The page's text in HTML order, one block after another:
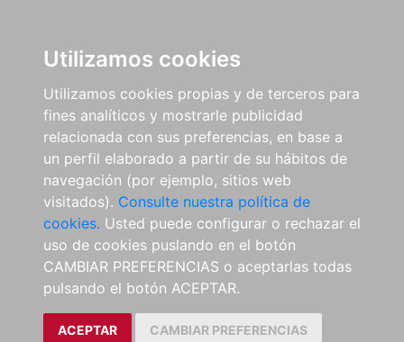
Utilizamos cookies
Utilizamos cookies propias y de terceros para
fines analíticos y mostrarle publicidad
relacionada con sus preferencias, en base a
un perfil elaborado a partir de su hábitos de
navegación (por ejemplo, sitios web
visitados). Consulte nuestra política de
cookies. Usted puede configurar o rechazar el
uso de cookies puslando en el botón
CAMBIAR PREFERENCIAS o aceptarlas todas
pulsando el botón ACEPTAR.
ACEPTAR CAMBIAR PREFERENCIAS